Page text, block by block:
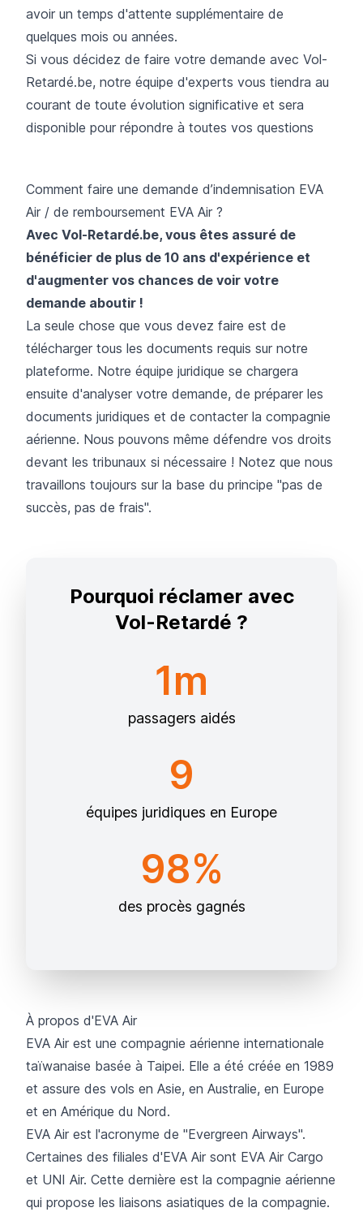
avoir un temps d'attente supplémentaire de
quelques mois ou années.
Si vous décidez de faire votre demande avec Vol-
Retardé.be, notre équipe d'experts vous tiendra au
courant de toute évolution significative et sera
disponible pour répondre à toutes vos questions
Comment faire une demande d’indemnisation EVA
Air / de remboursement EVA Air ?
Avec Vol-Retardé.be, vous êtes assuré de
bénéficier de plus de 10 ans d'expérience et
d'augmenter vos chances de voir votre
demande aboutir !
La seule chose que vous devez faire est de
télécharger tous les documents requis sur notre
plateforme. Notre équipe juridique se chargera
ensuite d'analyser votre demande, de préparer les
documents juridiques et de contacter la compagnie
aérienne. Nous pouvons même défendre vos droits
devant les tribunaux si nécessaire ! Notez que nous
travaillons toujours sur la base du principe "pas de
succès, pas de frais".
Pourquoi réclamer avec
Vol-Retardé ?
1m
passagers aidés
9
équipes juridiques en Europe
98%
des procès gagnés
À propos d'EVA Air
EVA Air est une compagnie aérienne internationale
taïwanaise basée à Taipei. Elle a été créée en 1989
et assure des vols en Asie, en Australie, en Europe
et en Amérique du Nord.
EVA Air est l'acronyme de "Evergreen Airways".
Certaines des filiales d'EVA Air sont EVA Air Cargo
et UNI Air. Cette dernière est la compagnie aérienne
qui propose les liaisons asiatiques de la compagnie.